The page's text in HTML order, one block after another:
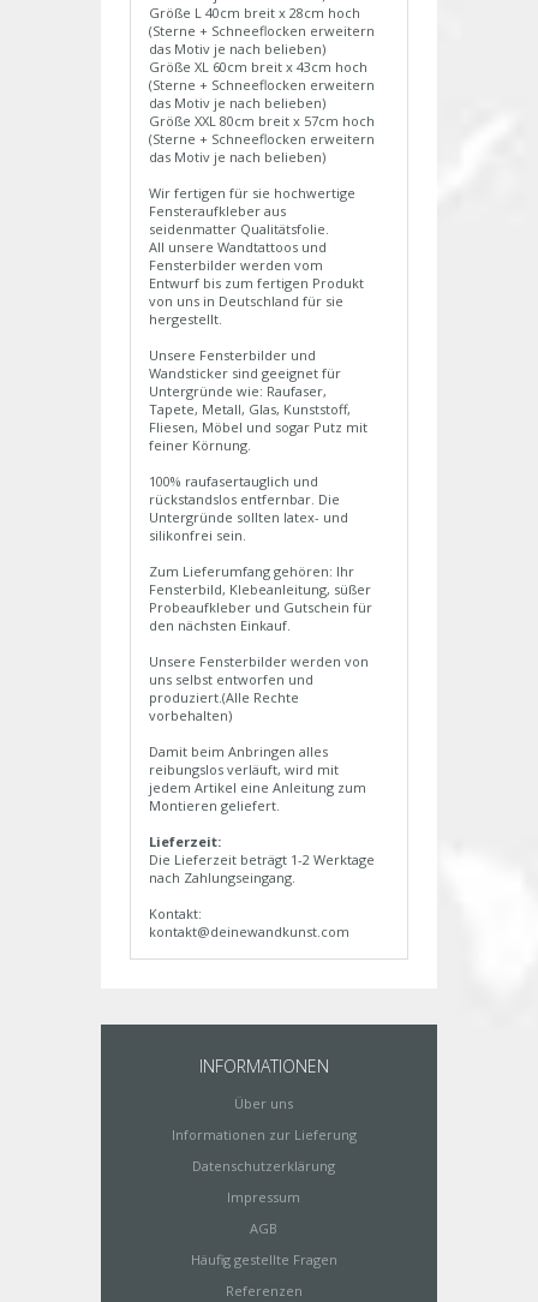
Größe L 40cm breit x 28cm hoch
(Sterne + Schneeflocken erweitern
das Motiv je nach belieben)
Größe XL 60cm breit x 43cm hoch
(Sterne + Schneeflocken erweitern
das Motiv je nach belieben)
Größe XXL 80cm breit x 57cm hoch
(Sterne + Schneeflocken erweitern
das Motiv je nach belieben)
Wir fertigen für sie hochwertige
Fensteraufkleber aus
seidenmatter Qualitätsfolie.
All unsere Wandtattoos und
Fensterbilder werden vom
Entwurf bis zum fertigen Produkt
von uns in Deutschland für sie
hergestellt.
Unsere Fensterbilder und
Wandsticker sind geeignet für
Untergründe wie: Raufaser,
Tapete, Metall, Glas, Kunststoff,
Fliesen, Möbel und sogar Putz mit
feiner Körnung.
100% raufasertauglich und
rückstandslos entfernbar. Die
Untergründe sollten latex- und
silikonfrei sein.
Zum Lieferumfang gehören: Ihr
Fensterbild, Klebeanleitung, süßer
Probeaufkleber und Gutschein für
den nächsten Einkauf.
Unsere Fensterbilder werden von
uns selbst entworfen und
produziert.(Alle Rechte
vorbehalten)
Damit beim Anbringen alles
reibungslos verläuft, wird mit
jedem Artikel eine Anleitung zum
Montieren geliefert.
Lieferzeit:
Die Lieferzeit beträgt 1-2 Werktage
nach Zahlungseingang.
Kontakt:
kontakt@deinewandkunst.com
INFORMATIONEN
Über uns
Informationen zur Lieferung
Datenschutzerklärung
Impressum
AGB
Häufig gestellte Fragen
Referenzen